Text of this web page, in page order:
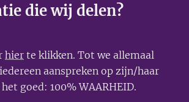
die wij delen?
hier te klikken. Tot we allemaal
aanspreken op zijn/haar
goed: 100% WAARHEID.